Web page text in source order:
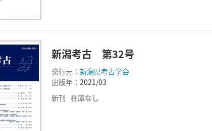
新潟考古 第32号
発行元： 新潟県考古学会
出版年： 2021/03
新刊 在庫なし